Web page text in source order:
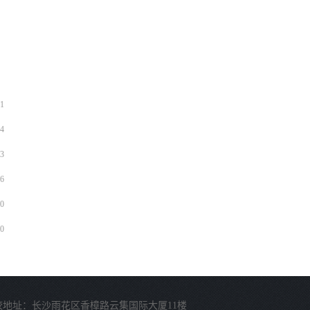
地址：长沙雨花区香樟路云集国际大厦11楼